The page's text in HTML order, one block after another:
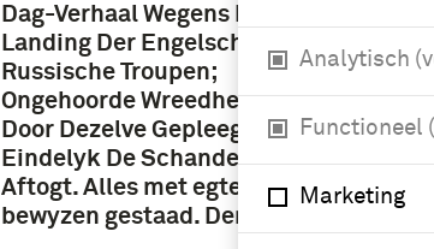
Analytisch
Functioneel
Marketing
Dag-Verhaal Wegens De
Landing Der Engelsche En
Russische Troupen;
Ongehoorde Wreedheden
Door Dezelve Gepleegt, En
Eindelyk De Schandelyke
Aftogt. Alles met egte
bewyzen gestaad. Derde …